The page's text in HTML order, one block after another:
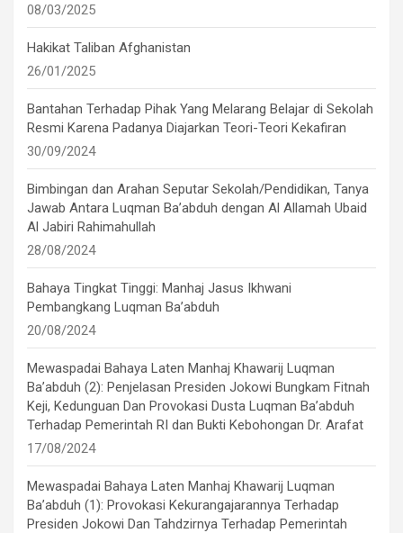
08/03/2025
Hakikat Taliban Afghanistan
26/01/2025
Bantahan Terhadap Pihak Yang Melarang Belajar di Sekolah
Resmi Karena Padanya Diajarkan Teori-Teori Kekafiran
30/09/2024
Bimbingan dan Arahan Seputar Sekolah/Pendidikan, Tanya
Jawab Antara Luqman Ba’abduh dengan Al Allamah Ubaid
Al Jabiri Rahimahullah
28/08/2024
Bahaya Tingkat Tinggi: Manhaj Jasus Ikhwani
Pembangkang Luqman Ba’abduh
20/08/2024
Mewaspadai Bahaya Laten Manhaj Khawarij Luqman
Ba’abduh (2): Penjelasan Presiden Jokowi Bungkam Fitnah
Keji, Kedunguan Dan Provokasi Dusta Luqman Ba’abduh
Terhadap Pemerintah RI dan Bukti Kebohongan Dr. Arafat
17/08/2024
Mewaspadai Bahaya Laten Manhaj Khawarij Luqman
Ba’abduh (1): Provokasi Kekurangajarannya Terhadap
Presiden Jokowi Dan Tahdzirnya Terhadap Pemerintah